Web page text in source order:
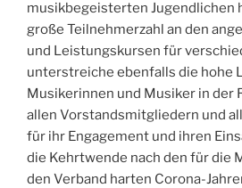
musikbegeisterten Jugendlichen
große Teilnehmerzahl an den
und Leistungskursen für
unterstreiche ebenfalls die hohe
Musikerinnen und Musiker in der
allen Vorstandsmitgliedern und
für ihr Engagement und ihren
die Kehrtwende nach den für die
den Verband harten Corona-